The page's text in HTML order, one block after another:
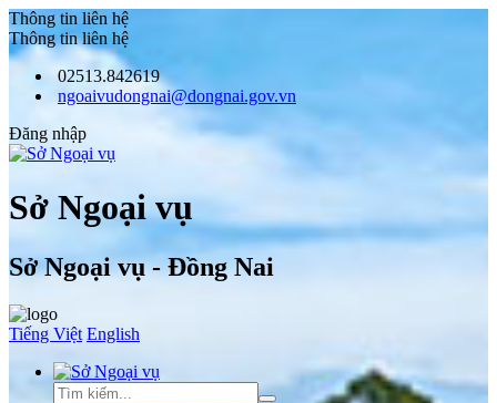
Thông tin liên hệ
Thông tin liên hệ
02513.842619
ngoaivudongnai@dongnai.gov.vn
Đăng nhập
Sở Ngoại vụ
Sở Ngoại vụ - Đồng Nai
Tiếng Việt English